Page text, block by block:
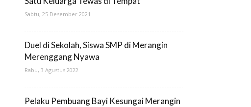
Sabtu, 25 Desember 2021
Duel di Sekolah, Siswa SMP di Merangin
Merenggang Nyawa
Rabu, 3 Agustus 2022
Pelaku Pembuang Bayi Kesungai Merangin